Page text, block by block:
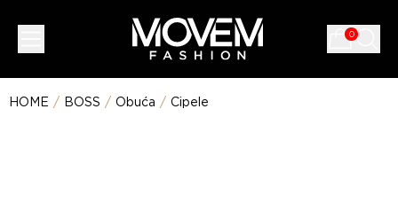
0
HOME / BOSS / Obuća / Cipele